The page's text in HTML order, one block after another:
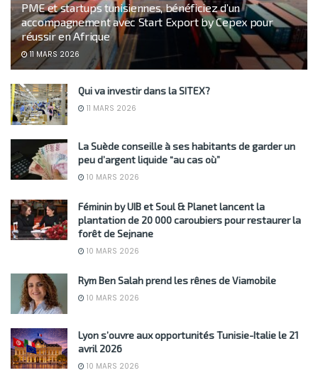
PME et startups tunisiennes, bénéficiez d’un
accompagnement avec Start Export by Cepex pour
réussir en Afrique
11 MARS 2026
Qui va investir dans la SITEX?
11 MARS 2026
La Suède conseille à ses habitants de garder un
peu d’argent liquide “au cas où”
10 MARS 2026
Féminin by UIB et Soul & Planet lancent la
plantation de 20 000 caroubiers pour restaurer la
forêt de Sejnane
10 MARS 2026
Rym Ben Salah prend les rênes de Viamobile
10 MARS 2026
Lyon s’ouvre aux opportunités Tunisie-Italie le 21
avril 2026
10 MARS 2026